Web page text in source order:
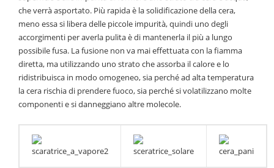
che verrà asportato. Più rapida è la solidificazione della cera,
meno essa si libera delle piccole impurità, quindi uno degli
accorgimenti per averla pulita è di mantenerla il più a lungo
possibile fusa. La fusione non va mai effettuata con la fiamma
diretta, ma utilizzando uno strato che assorba il calore e lo
ridistribuisca in modo omogeneo, sia perché ad alta temperatura
la cera rischia di prendere fuoco, sia perché si volatilizzano molte
componenti e si danneggiano altre molecole.